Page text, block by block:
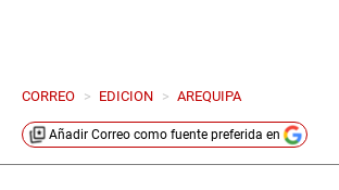
CORREO > EDICION > AREQUIPA
Añadir Correo como fuente preferida en